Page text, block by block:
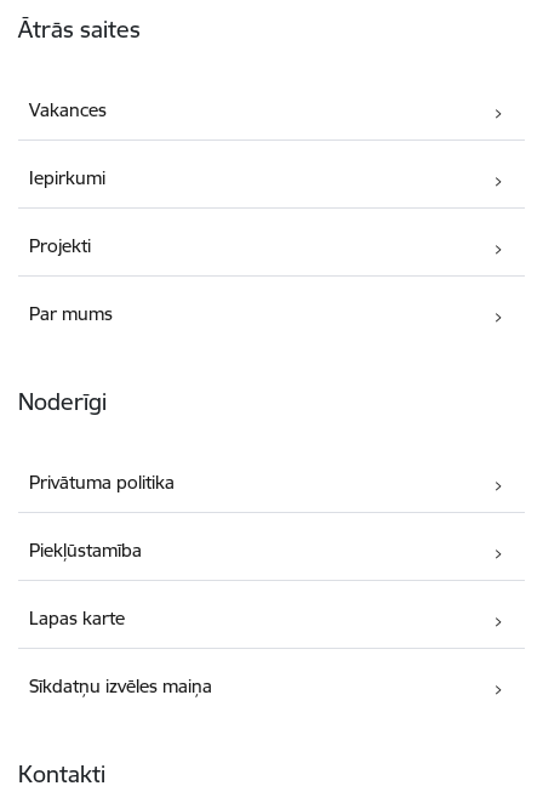
Ātrās saites
Vakances
Iepirkumi
Projekti
Par mums
Noderīgi
Privātuma politika
Piekļūstamība
Lapas karte
Sīkdatņu izvēles maiņa
Kontakti